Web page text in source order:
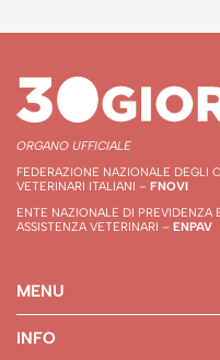
ORGANO UFFICIALE
FEDERAZIONE NAZIONALE DEGLI
VETERINARI ITALIANI – FNOVI
ENTE NAZIONALE DI PREVIDENZA
ASSISTENZA VETERINARI – ENPAV
MENU
INFO